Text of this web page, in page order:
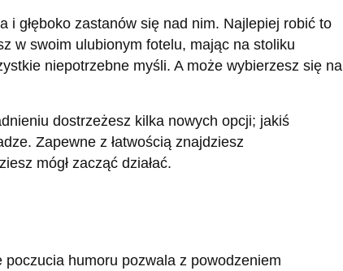
i głęboko zastanów się nad nim. Najlepiej robić to
w swoim ulubionym fotelu, mając na stoliku
niepotrzebne myśli. A może wybierzesz się na
dostrzeżesz kilka nowych opcji; jakiś
Zapewne z łatwością znajdziesz
mógł zacząć działać.
poczucia humoru pozwala z powodzeniem